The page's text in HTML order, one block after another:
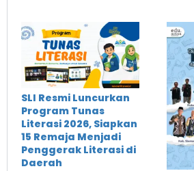
SLI Resmi Luncurkan
Program Tunas
Literasi 2026, Siapkan
15 Remaja Menjadi
Penggerak Literasi di
Daerah